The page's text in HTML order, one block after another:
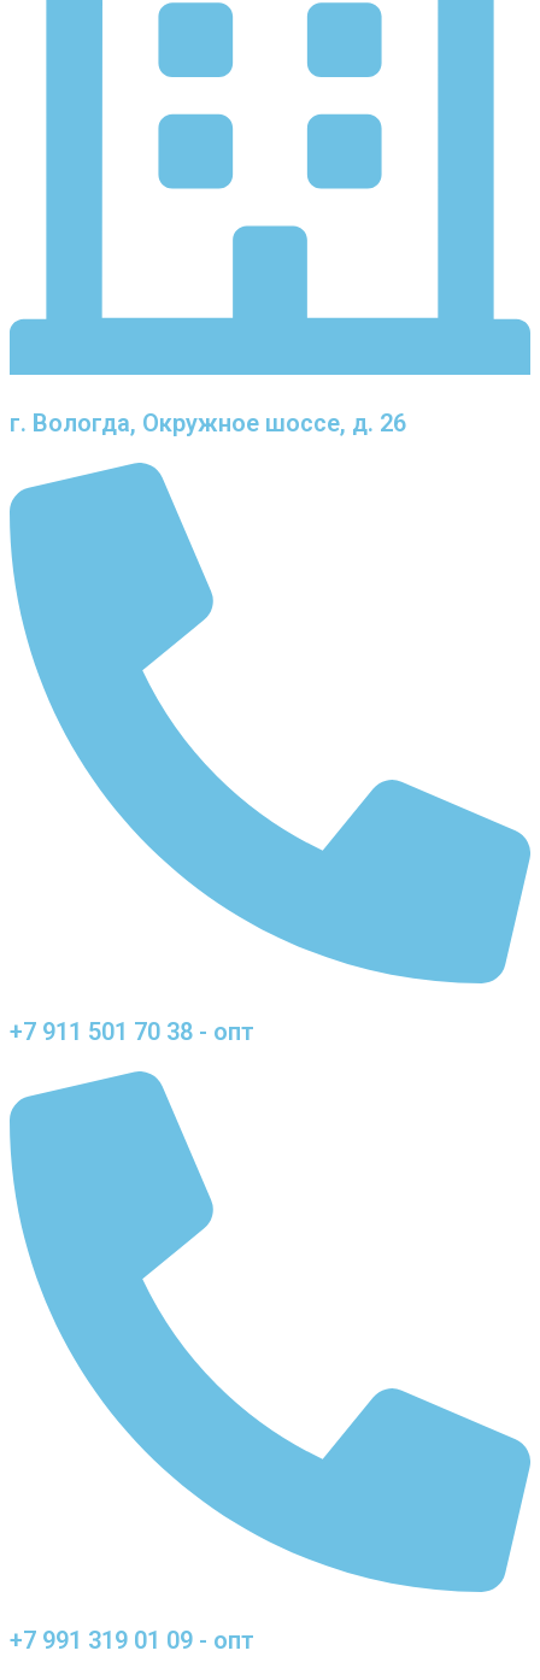
г. Вологда, Окружное шоссе, д. 26
+7 911 501 70 38 - опт
+7 991 319 01 09 - опт